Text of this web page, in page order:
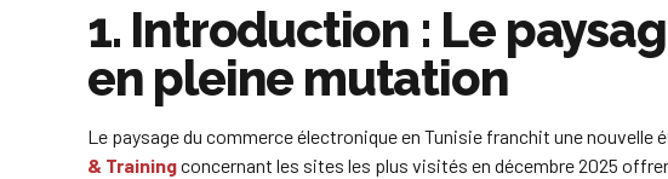
1. Introduction : Le
en pleine mutation
Le paysage du commerce électronique en Tunisie franchit une nouvelle
& Trainingconcernant les sites les plus visités en décembre 2025